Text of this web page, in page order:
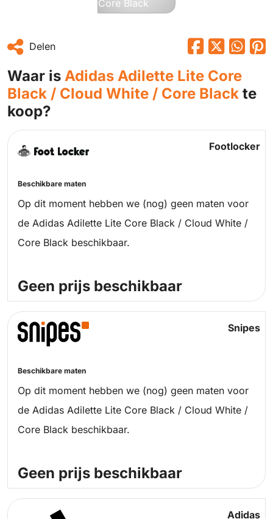
Delen
Waar is Adidas Adilette Lite Core
Black / Cloud White / Core Black te
koop?
Footlocker
Beschikbare maten
Op dit moment hebben we (nog) geen maten voor
de Adidas Adilette Lite Core Black / Cloud White /
Core Black beschikbaar.
Geen prijs beschikbaar
Snipes
Beschikbare maten
Op dit moment hebben we (nog) geen maten voor
de Adidas Adilette Lite Core Black / Cloud White /
Core Black beschikbaar.
Geen prijs beschikbaar
Adidas